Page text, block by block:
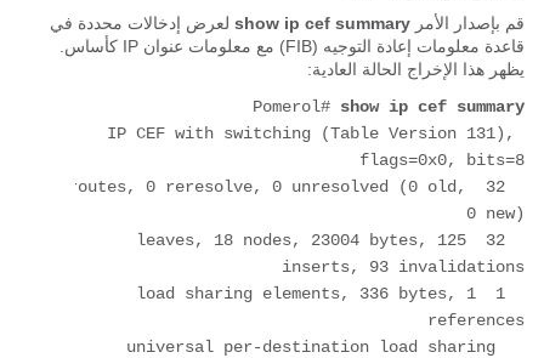
قم بإصدار الأمر show ip cef summary لعرض إدخالات محددة في
قاعدة معلومات إعادة التوجيه (FIB) مع معلومات عنوان IP كأساس.
يظهر هذا الإخراج الحالة العادية:
Pomerol# show ip cef summary
IP CEF with switching (Table Version 131),
  32 routes, 0 reresolve, 0 unresolved (0 old,
  32 leaves, 18 nodes, 23004 bytes, 125
  1 load sharing elements, 336 bytes, 1
  universal per-destination load sharing